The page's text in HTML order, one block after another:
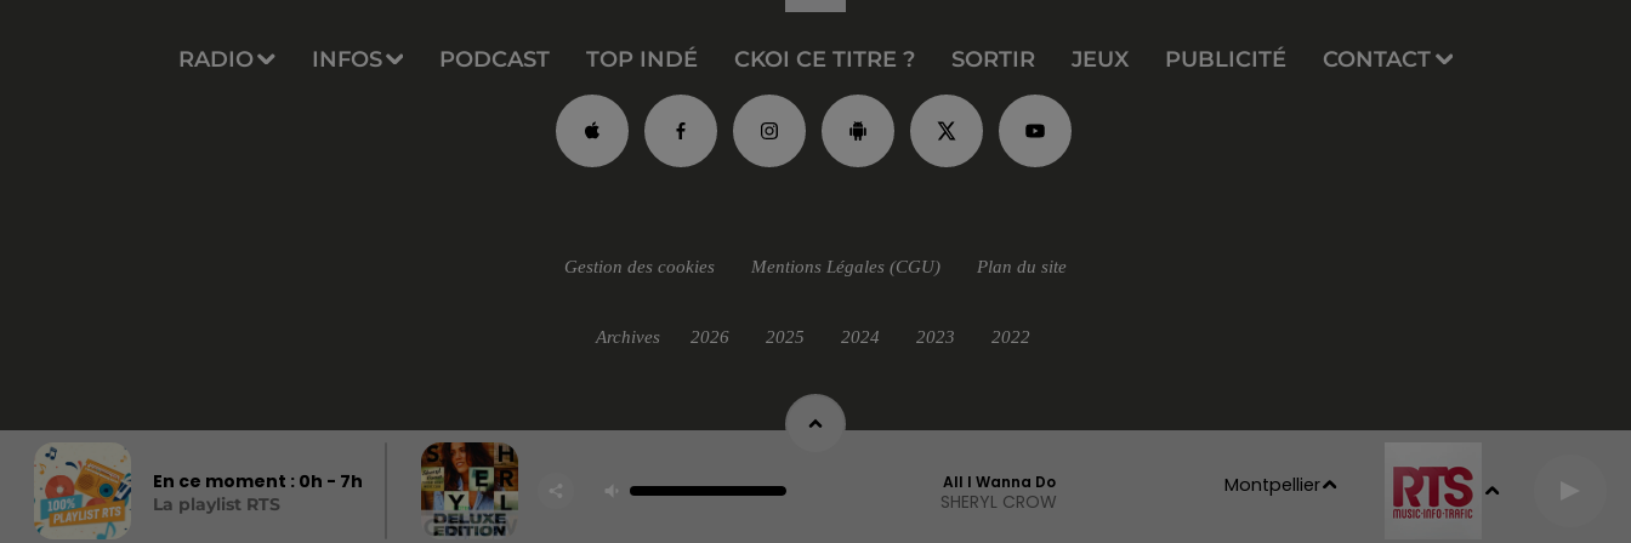
RADIO INFOS PODCAST TOP INDÉ CKOI CE TITRE ? SORTIR JEUX PUBLICITÉ CONTACT
En ce moment : 0h - 7h
La playlist RTS
All I Wanna Do
SHERYL CROW
Montpellier
Gestion des cookies Mentions Légales (CGU) Plan du site
Archives 2026 2025 2024 2023 2022